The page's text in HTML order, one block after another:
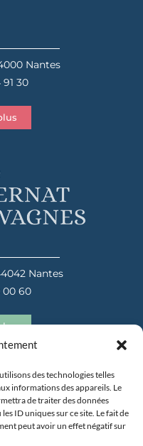
des technologies telles
informations des appareils. Le
de traiter des données
ID uniques sur ce site. Le fait de
peut avoir un effet négatif sur
Nantes
91 30
Nantes
00 60